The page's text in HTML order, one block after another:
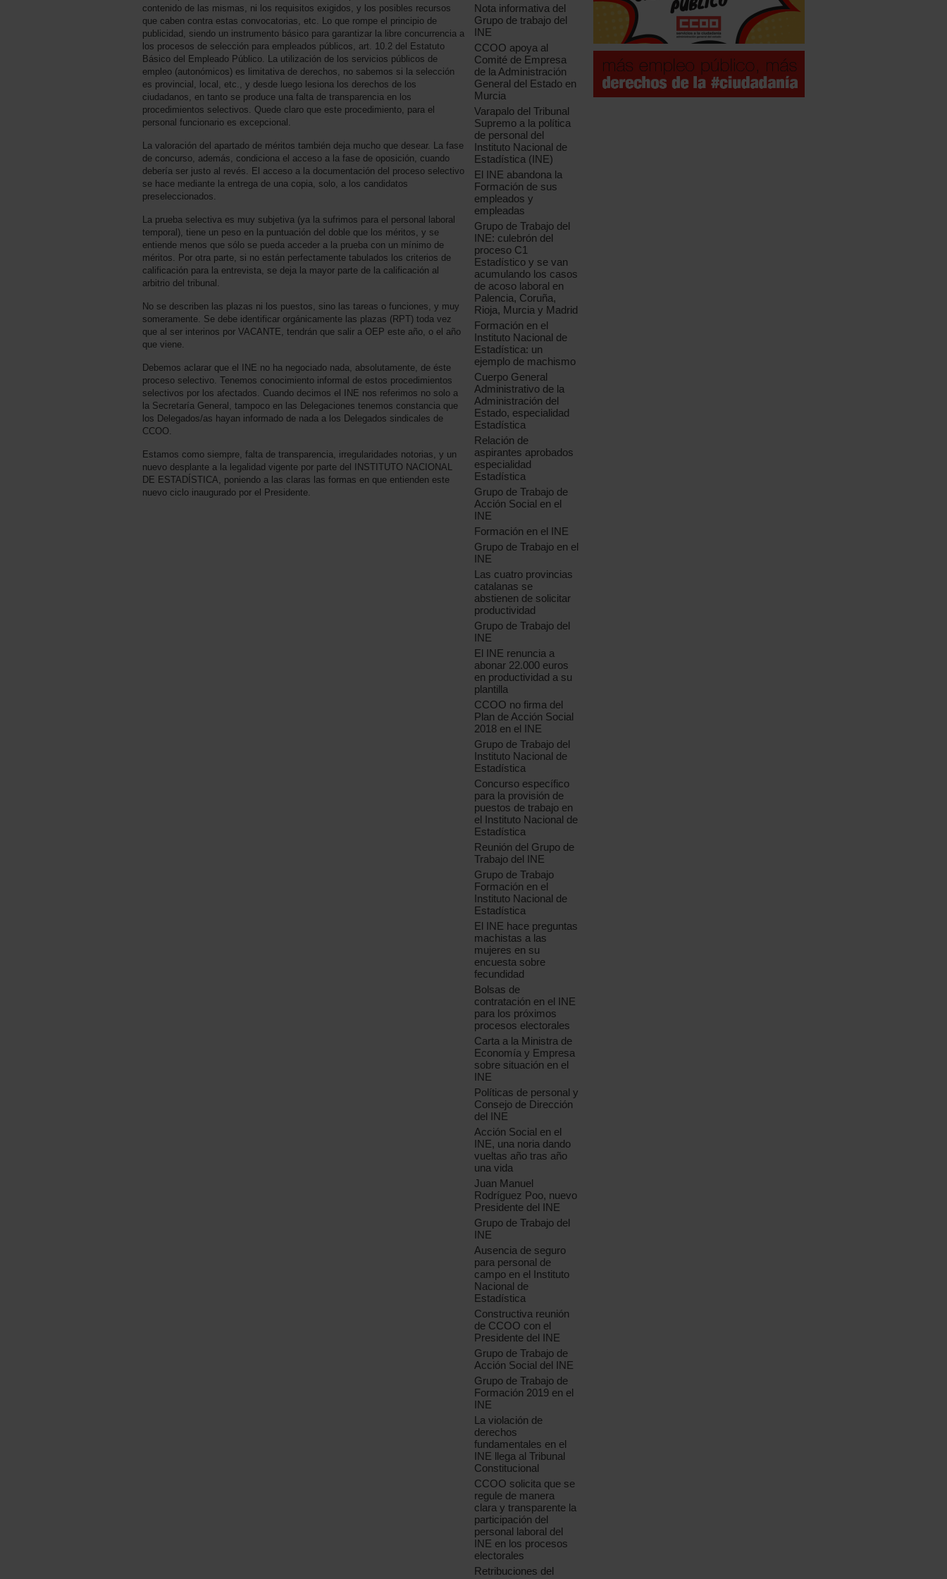
contenido de las mismas, ni los requisitos exigidos, y los posibles recursos
que caben contra estas convocatorias, etc. Lo que rompe el principio de
publicidad, siendo un instrumento básico para garantizar la libre concurrencia a
los procesos de selección para empleados públicos, art. 10.2 del Estatuto
Básico del Empleado Público. La utilización de los servicios públicos de
empleo (autonómicos) es limitativa de derechos, no sabemos si la selección
es provincial, local, etc., y desde luego lesiona los derechos de los
ciudadanos, en tanto se produce una falta de transparencia en los
procedimientos selectivos. Quede claro que este procedimiento, para el
personal funcionario es excepcional.
La valoración del apartado de méritos también deja mucho que desear. La fase
de concurso, además, condiciona el acceso a la fase de oposición, cuando
debería ser justo al revés. El acceso a la documentación del proceso selectivo
se hace mediante la entrega de una copia, solo, a los candidatos
preseleccionados.
La prueba selectiva es muy subjetiva (ya la sufrimos para el personal laboral
temporal), tiene un peso en la puntuación del doble que los méritos, y se
entiende menos que sólo se pueda acceder a la prueba con un mínimo de
méritos. Por otra parte, si no están perfectamente tabulados los criterios de
calificación para la entrevista, se deja la mayor parte de la calificación al
arbitrio del tribunal.
No se describen las plazas ni los puestos, sino las tareas o funciones, y muy
someramente. Se debe identificar orgánicamente las plazas (RPT) toda vez
que al ser interinos por VACANTE, tendrán que salir a OEP este año, o el año
que viene.
Debemos aclarar que el INE no ha negociado nada, absolutamente, de éste
proceso selectivo. Tenemos conocimiento informal de estos procedimientos
selectivos por los afectados. Cuando decimos el INE nos referimos no solo a
la Secretaría General, tampoco en las Delegaciones tenemos constancia que
los Delegados/as hayan informado de nada a los Delegados sindicales de
CCOO.
Estamos como siempre, falta de transparencia, irregularidades notorias, y un
nuevo desplante a la legalidad vigente por parte del INSTITUTO NACIONAL
DE ESTADÍSTICA, poniendo a las claras las formas en que entienden este
nuevo ciclo inaugurado por el Presidente.
Nota informativa del
Grupo de trabajo del
INE
CCOO apoya al
Comité de Empresa
de la Administración
General del Estado en
Murcia
Varapalo del Tribunal
Supremo a la política
de personal del
Instituto Nacional de
Estadística (INE)
El INE abandona la
Formación de sus
empleados y
empleadas
Grupo de Trabajo del
INE: culebrón del
proceso C1
Estadístico y se van
acumulando los casos
de acoso laboral en
Palencia, Coruña,
Rioja, Murcia y Madrid
Formación en el
Instituto Nacional de
Estadística: un
ejemplo de machismo
Cuerpo General
Administrativo de la
Administración del
Estado, especialidad
Estadística
Relación de
aspirantes aprobados
especialidad
Estadística
Grupo de Trabajo de
Acción Social en el
INE
Formación en el INE
Grupo de Trabajo en el
INE
Las cuatro provincias
catalanas se
abstienen de solicitar
productividad
Grupo de Trabajo del
INE
El INE renuncia a
abonar 22.000 euros
en productividad a su
plantilla
CCOO no firma del
Plan de Acción Social
2018 en el INE
Grupo de Trabajo del
Instituto Nacional de
Estadística
Concurso específico
para la provisión de
puestos de trabajo en
el Instituto Nacional de
Estadística
Reunión del Grupo de
Trabajo del INE
Grupo de Trabajo
Formación en el
Instituto Nacional de
Estadística
El INE hace preguntas
machistas a las
mujeres en su
encuesta sobre
fecundidad
Bolsas de
contratación en el INE
para los próximos
procesos electorales
Carta a la Ministra de
Economía y Empresa
sobre situación en el
INE
Políticas de personal y
Consejo de Dirección
del INE
Acción Social en el
INE, una noria dando
vueltas año tras año
una vida
Juan Manuel
Rodríguez Poo, nuevo
Presidente del INE
Grupo de Trabajo del
INE
Ausencia de seguro
para personal de
campo en el Instituto
Nacional de
Estadística
Constructiva reunión
de CCOO con el
Presidente del INE
Grupo de Trabajo de
Acción Social del INE
Grupo de Trabajo de
Formación 2019 en el
INE
La violación de
derechos
fundamentales en el
INE llega al Tribunal
Constitucional
CCOO solicita que se
regule de manera
clara y transparente la
participación del
personal laboral del
INE en los procesos
electorales
Retribuciones del